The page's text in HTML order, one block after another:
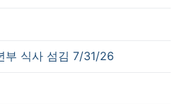
부 식사 섬김 7/31/26